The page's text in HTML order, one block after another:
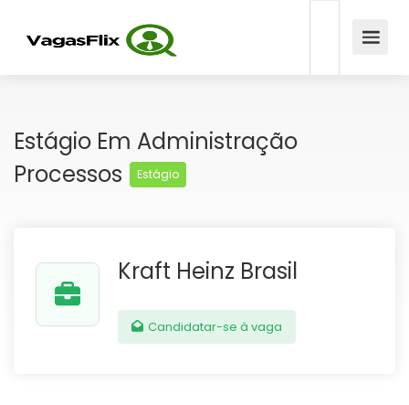
Estágio Em Administração
Processos
Estágio
Kraft Heinz Brasil
Candidatar-se à vaga